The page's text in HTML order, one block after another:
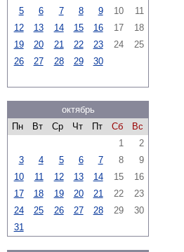
5
6 7 8 9 10
11
12
13 14 15 16 17
18
19
20 21 22 23 24
25
26
27 28 29 30
октябрь
Пн
Вт Ср Чт Пт Сб
Вс
1
2
3
4 5 6 7 8
9
10
11 12 13 14 15
16
17
18 19 20 21 22
23
24
25 26 27 28 29
30
31